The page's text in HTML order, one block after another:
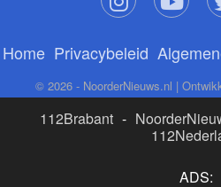
Home Privacybeleid
© 2026 - NoorderNieuws.nl |
112Brabant -
ADS: